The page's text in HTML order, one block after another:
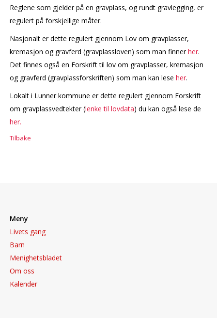
Reglene som gjelder på en gravplass, og rundt gravlegging, er
regulert på forskjellige måter.
Nasjonalt er dette regulert gjennom Lov om gravplasser,
kremasjon og gravferd (gravplassloven) som man finnerher.
Det finnes også en Forskrift til lov om gravplasser, kremasjon
og gravferd (gravplassforskriften) som man kan lese her.
Lokalt i Lunner kommune er dette regulert gjennom Forskrift
om gravplassvedtekter (lenke til lovdata) du kan også lese de
her.
Tilbake
Meny
Livets gang
Barn
Menighetsbladet
Om oss
Kalender